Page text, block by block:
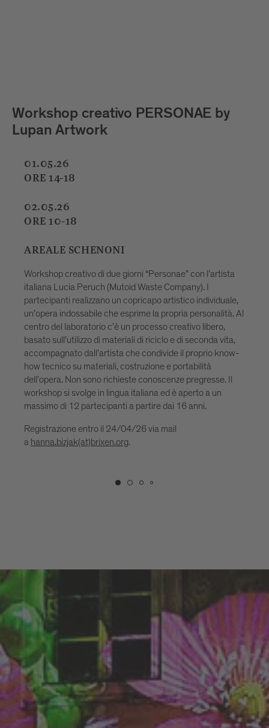
Workshop creativo PERSONAE by
Lupan Artwork
01.05.26
ORE 14-18
02.05.26
ORE 10-18
AREALE SCHENONI
Workshop creativo di due giorni “Personae” con l’artista
italiana Lucia Peruch (Mutoid Waste Company). I
partecipanti realizzano un copricapo artistico individuale,
un’opera indossabile che esprime la propria personalità. Al
centro del laboratorio c’è un processo creativo libero,
basato sull’utilizzo di materiali di riciclo e di seconda vita,
accompagnato dall’artista che condivide il proprio know-
how tecnico su materiali, costruzione e portabilità
dell’opera. Non sono richieste conoscenze pregresse. Il
workshop si svolge in lingua italiana ed è aperto a un
massimo di 12 partecipanti a partire dai 16 anni.
Registrazione entro il 24/04/26 via mail
a hanna.bizjak(at)brixen.org.